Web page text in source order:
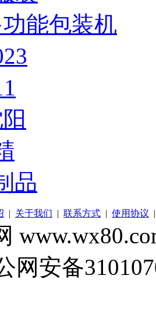
能包装机
品
| 关于我们 | 联系方式 | 使用协议
网安备